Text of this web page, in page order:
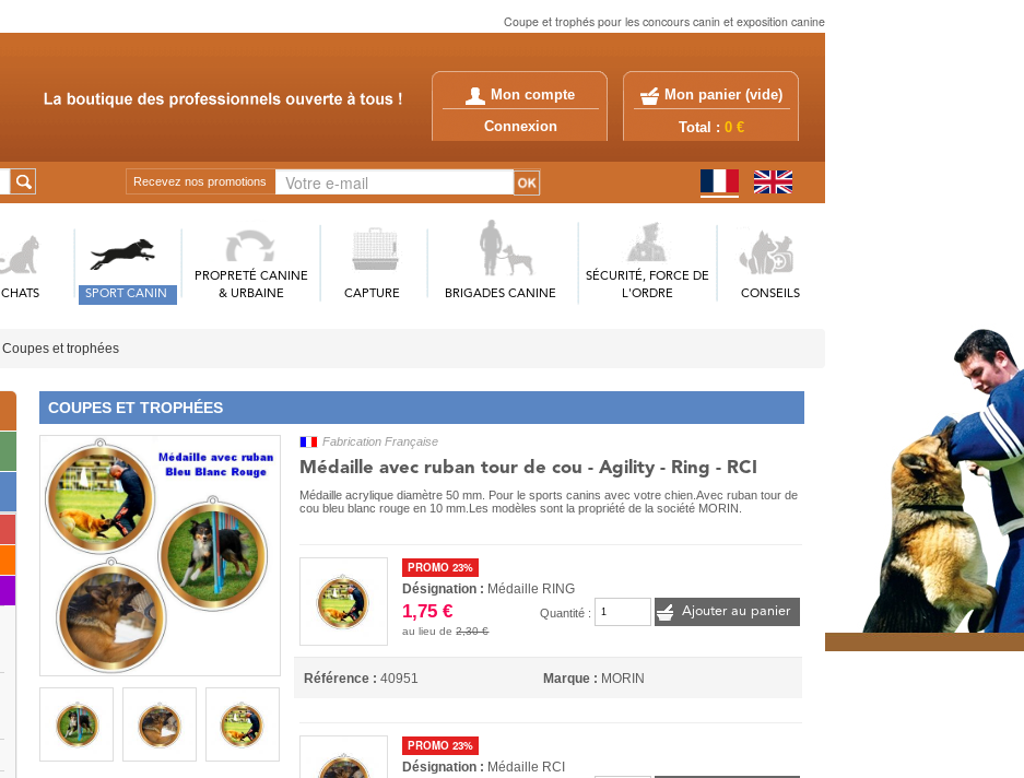
Coupe et trophés pour les concours canin et exposition canine
Mon compte
Connexion
Mon panier (vide)
Total : 0 €
Recevez nos promotions
CHATS SPORT CANIN
PROPRETÉ CANINE
& URBAINE
CAPTURE BRIGADES CANINE
SÉCURITÉ, FORCE DE
L'ORDRE
CONSEILS
Coupes et trophées
COUPES ET TROPHÉES
Fabrication Française
Médaille avec ruban tour de cou - Agility - Ring - RCI
Médaille acrylique diamètre 50 mm. Pour le sports canins avec votre chien.Avec ruban tour de
cou bleu blanc rouge en 10 mm.Les modèles sont la propriété de la société MORIN.
PROMO 23%
Désignation : Médaille RING
1,75 €
au lieu de2,30 €
Quantité : Ajouter au panier
Référence : 40951 Marque : MORIN
PROMO 23%
Désignation : Médaille RCI